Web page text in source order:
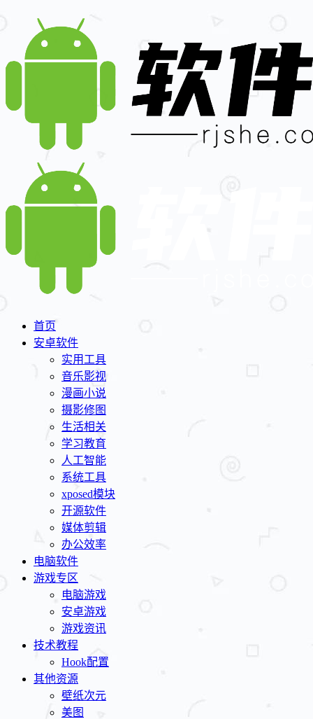
首页
安卓软件
实用工具
音乐影视
漫画小说
摄影修图
生活相关
学习教育
人工智能
系统工具
xposed模块
开源软件
媒体剪辑
办公效率
电脑软件
游戏专区
电脑游戏
安卓游戏
游戏资讯
技术教程
Hook配置
其他资源
壁纸次元
美图